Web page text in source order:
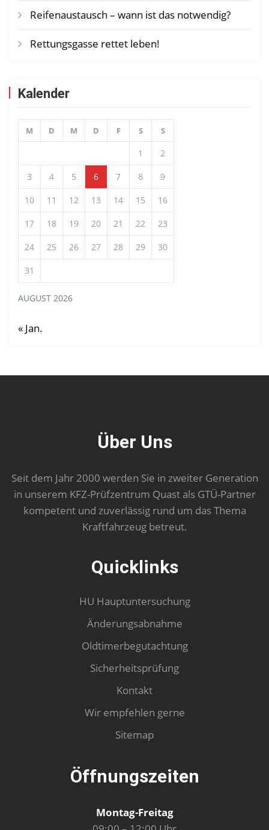
Reifenaustausch – wann ist das notwendig?
Rettungsgasse rettet leben!
Kalender
AUGUST 2026
M D M D F S S
1 2
3 4 5 6 7 8 9
10 11 12 13 14 15 16
17 18 19 20 21 22 23
24 25 26 27 28 29 30
31
« Jan.
Über Uns
Seit dem Jahr 2000 werden Sie in zweiter Generation
in unserem KFZ-Prüfzentrum Quast als GTÜ-Partner
kompetent und zuverlässig rund um das Thema
Kraftfahrzeug betreut.
Quicklinks
HU Hauptuntersuchung
Änderungsabnahme
Oldtimerbegutachtung
Sicherheitsprüfung
Kontakt
Wir empfehlen gerne
Sitemap
Öffnungszeiten
Montag-Freitag